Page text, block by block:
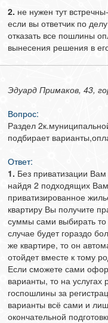
2. не нужен тут
если вы ответчик по
отказать все пошлины
вынесения решения в
Эдуард Примаков, 43,
Вопрос:
Раздел
подбирает
Ответ:
1. Без приватизации
найдя 2 подходящих
приватизированное
квартиру Вы получите
суммы сами выбирать
случае будет гораздо
же квартире, то он
отойдет вместе к тому
Если сможете сами
варианты, то на
госпошлины за
варианты всё сами и
окончательной